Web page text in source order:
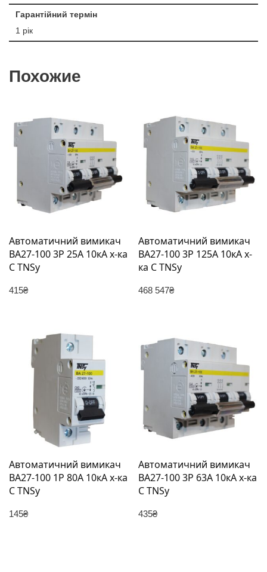
Гарантійний термін
1 рік
Похожие
Автоматичний вимикач
ВА27-100 3Р 25А 10кА х-ка
C TNSy
415₴
Автоматичний вимикач
ВА27-100 3Р 125А 10кА х-
ка C TNSy
468 547₴
Автоматичний вимикач
ВА27-100 1Р 80А 10кА х-ка
C TNSy
145₴
Автоматичний вимикач
ВА27-100 3Р 63А 10кА х-ка
C TNSy
435₴